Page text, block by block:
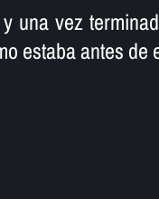
una vez
estaba antes de